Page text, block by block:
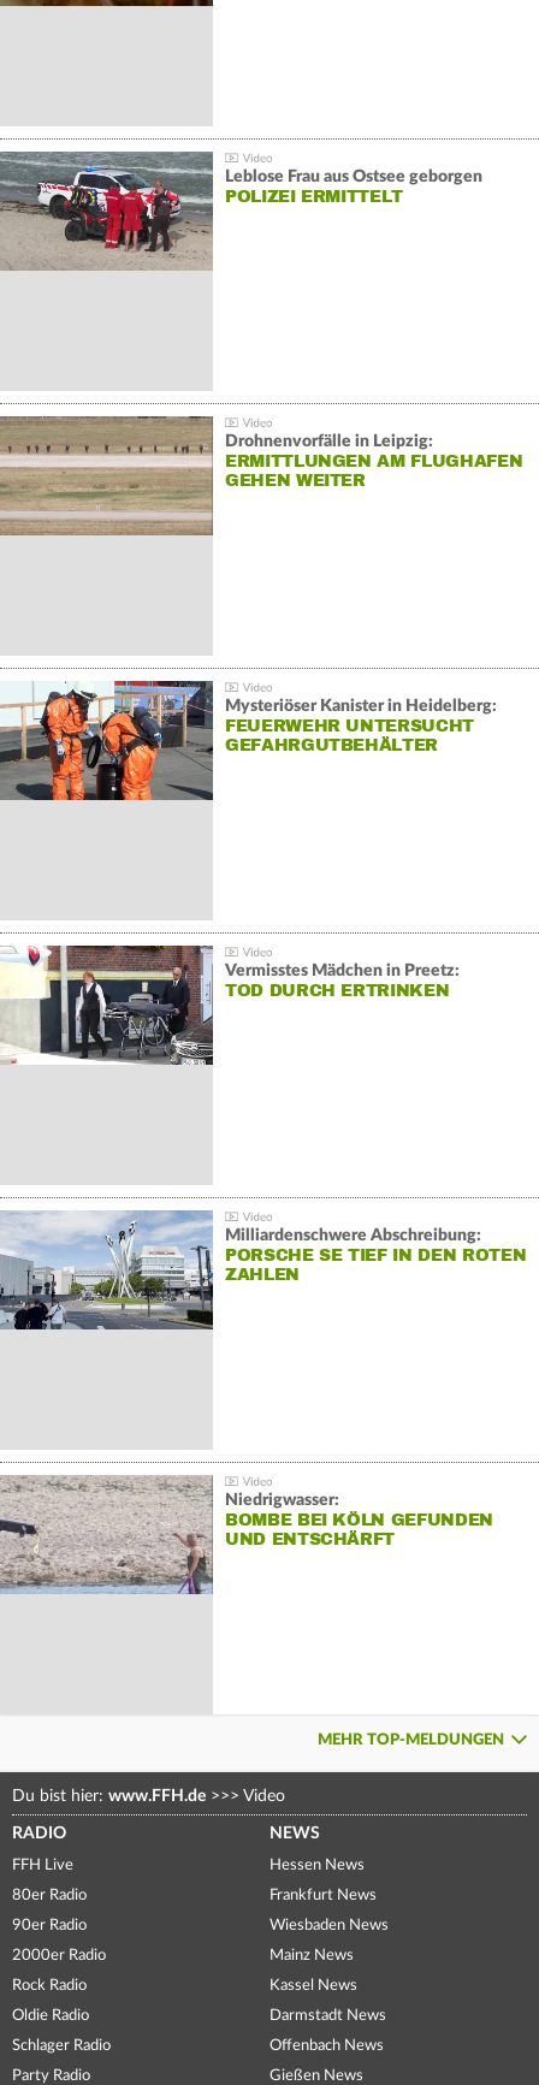
Leblose Frau aus Ostsee geborgen
POLIZEI ERMITTELT
Drohnenvorfälle in Leipzig:
ERMITTLUNGEN AM FLUGHAFEN
GEHEN WEITER
Mysteriöser Kanister in Heidelberg:
FEUERWEHR UNTERSUCHT
GEFAHRGUTBEHÄLTER
Vermisstes Mädchen in Preetz:
TOD DURCH ERTRINKEN
Milliardenschwere Abschreibung:
PORSCHE SE TIEF IN DEN ROTEN
ZAHLEN
Niedrigwasser:
BOMBE BEI KÖLN GEFUNDEN
UND ENTSCHÄRFT
MEHR TOP-MELDUNGEN
Du bist hier: www.FFH.de >>> Video
RADIO
FFH Live
80er Radio
90er Radio
2000er Radio
Rock Radio
Oldie Radio
Schlager Radio
Party Radio
NEWS
Hessen News
Frankfurt News
Wiesbaden News
Mainz News
Kassel News
Darmstadt News
Offenbach News
Gießen News